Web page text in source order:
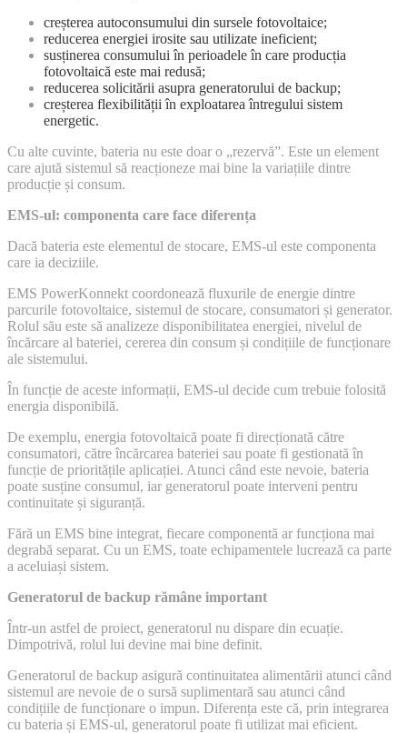
creșterea autoconsumului din sursele fotovoltaice;
reducerea energiei irosite sau utilizate ineficient;
susținerea consumului în perioadele în care producția
fotovoltaică este mai redusă;
reducerea solicitării asupra generatorului de backup;
creșterea flexibilității în exploatarea întregului sistem
energetic.
Cu alte cuvinte, bateria nu este doar o „rezervă”. Este un element
care ajută sistemul să reacționeze mai bine la variațiile dintre
producție și consum.
EMS-ul: componenta care face diferența
Dacă bateria este elementul de stocare, EMS-ul este componenta
care ia deciziile.
EMS PowerKonnekt coordonează fluxurile de energie dintre
parcurile fotovoltaice, sistemul de stocare, consumatori și generator.
Rolul său este să analizeze disponibilitatea energiei, nivelul de
încărcare al bateriei, cererea din consum și condițiile de funcționare
ale sistemului.
În funcție de aceste informații, EMS-ul decide cum trebuie folosită
energia disponibilă.
De exemplu, energia fotovoltaică poate fi direcționată către
consumatori, către încărcarea bateriei sau poate fi gestionată în
funcție de prioritățile aplicației. Atunci când este nevoie, bateria
poate susține consumul, iar generatorul poate interveni pentru
continuitate și siguranță.
Fără un EMS bine integrat, fiecare componentă ar funcționa mai
degrabă separat. Cu un EMS, toate echipamentele lucrează ca parte
a aceluiași sistem.
Generatorul de backup rămâne important
Într-un astfel de proiect, generatorul nu dispare din ecuație.
Dimpotrivă, rolul lui devine mai bine definit.
Generatorul de backup asigură continuitatea alimentării atunci când
sistemul are nevoie de o sursă suplimentară sau atunci când
condițiile de funcționare o impun. Diferența este că, prin integrarea
cu bateria și EMS-ul, generatorul poate fi utilizat mai eficient.